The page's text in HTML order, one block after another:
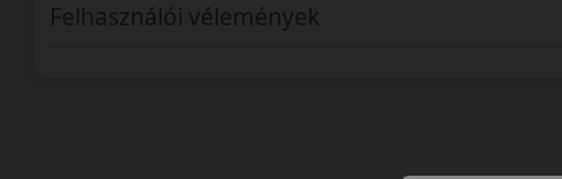
Felhasználói vélemények